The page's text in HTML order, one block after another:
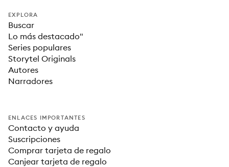
EXPLORA
Buscar
Lo más destacado"
Series populares
Storytel Originals
Autores
Narradores
ENLACES IMPORTANTES
Contacto y ayuda
Suscripciones
Comprar tarjeta de regalo
Canjear tarjeta de regalo